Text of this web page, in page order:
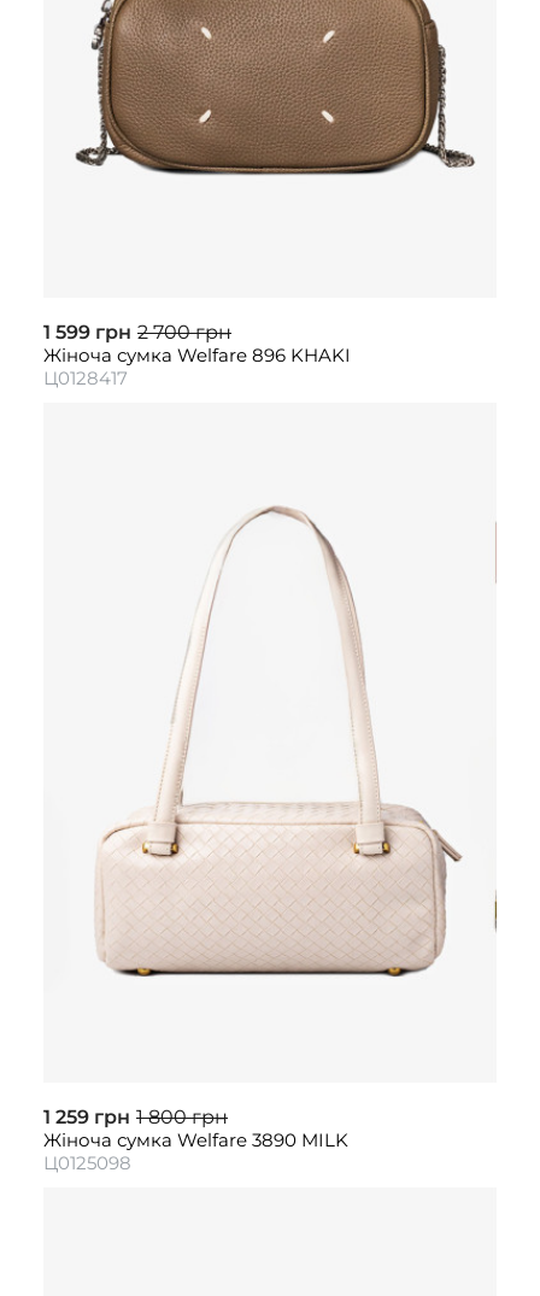
1 599 грн 2 700 грн
Жіноча сумка Welfare 896 KHAKI
Ц0128417
1 259 грн 1 800 грн
Жіноча сумка Welfare 3890 MILK
Ц0125098